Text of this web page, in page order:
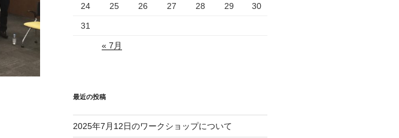
24 25 26 27 28 29 30
31
« 7月
最近の投稿
2025年7月12日のワークショップについて